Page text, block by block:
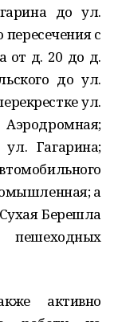
до ул.
пересечения с
от д. 20 до д.
до ул.
ул.
ул. Гагарина;
а
Берешла
активно